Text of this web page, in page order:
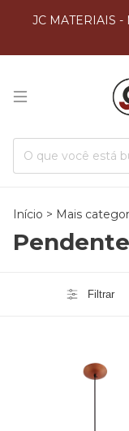
JC MATERIAIS -
Início > Mais
Filtrar